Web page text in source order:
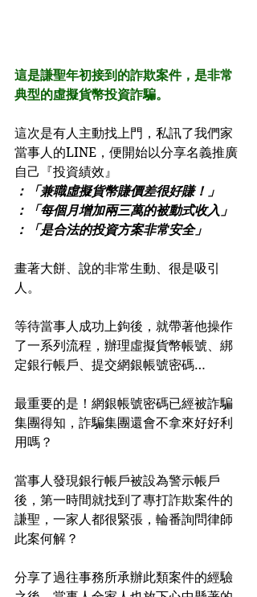
這是謙聖年初接到的詐欺案件，是非常
典型的虛擬貨幣投資詐騙。
這次是有人主動找上門，私訊了我們家
當事人的LINE，便開始以分享名義推廣
自己『投資績效』
：「兼職虛擬貨幣賺價差很好賺！」
：「每個月增加兩三萬的被動式收入」
：「是合法的投資方案非常安全」
畫著大餅、說的非常生動、很是吸引
人。
等待當事人成功上鉤後，就帶著他操作
了一系列流程，辦理虛擬貨幣帳號、綁
定銀行帳戶、提交網銀帳號密碼…
最重要的是！網銀帳號密碼已經被詐騙
集團得知，詐騙集團還會不拿來好好利
用嗎？
當事人發現銀行帳戶被設為警示帳戶
後，第一時間就找到了專打詐欺案件的
謙聖，一家人都很緊張，輪番詢問律師
此案何解？
分享了過往事務所承辦此類案件的經驗